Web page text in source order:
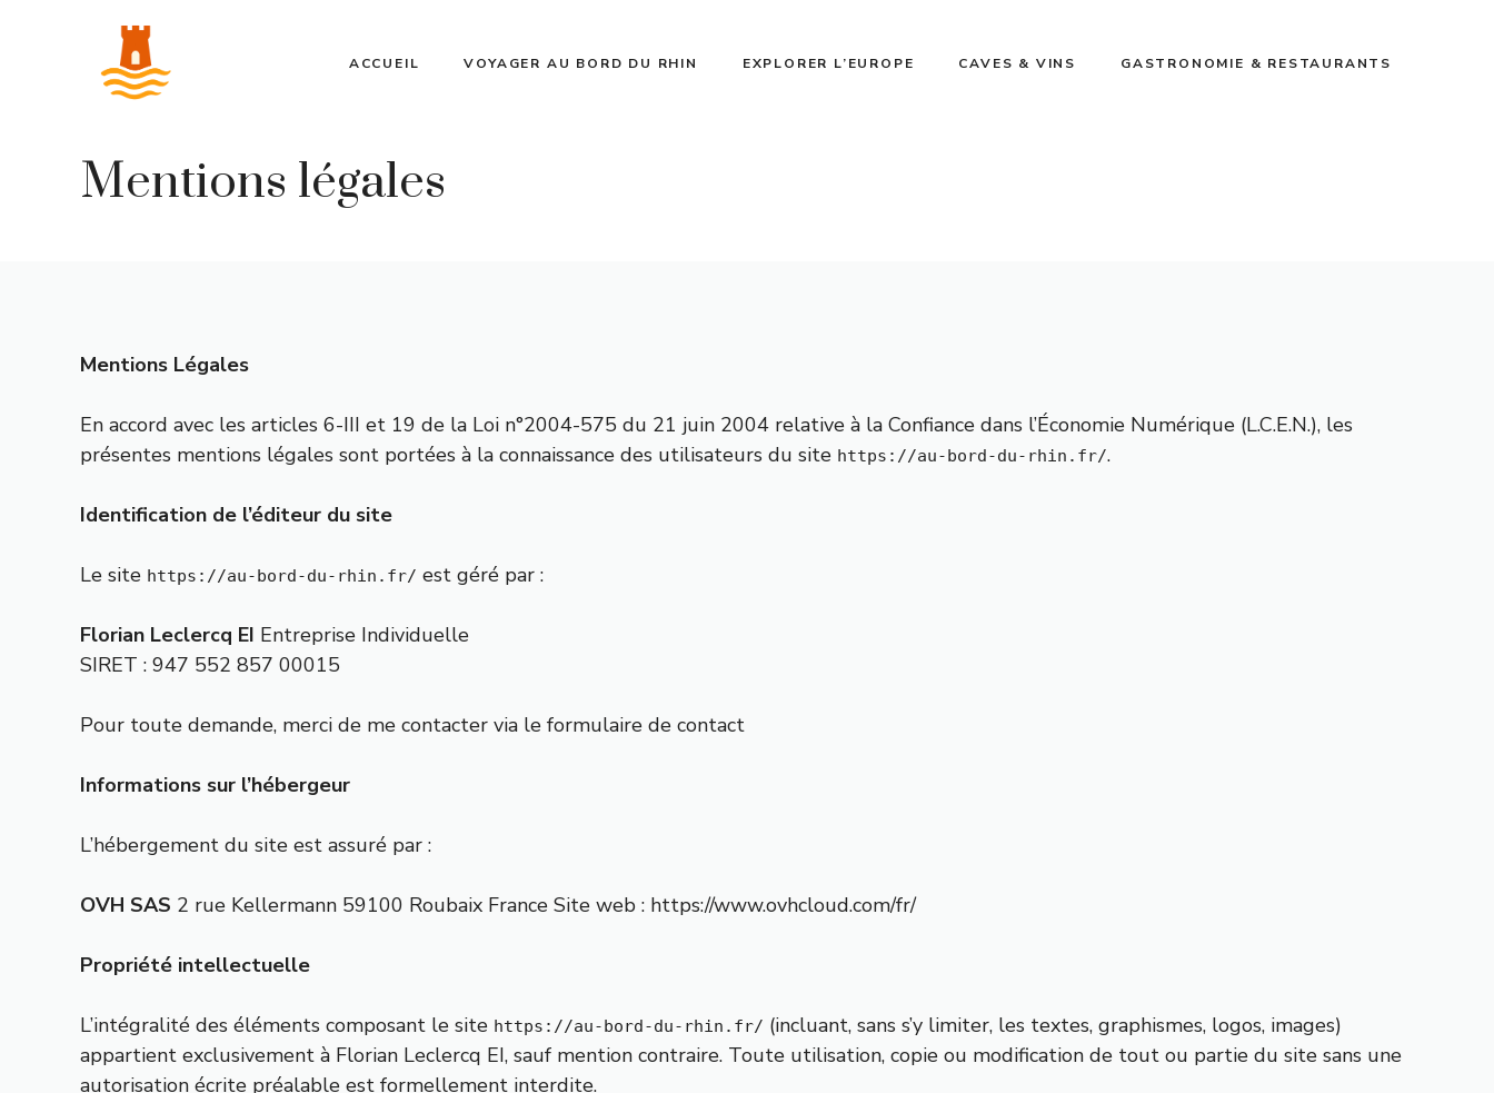
ACCUEIL VOYAGER AU BORD DU RHIN EXPLORER L’EUROPE CAVES & VINS GASTRONOMIE & RESTAURANTS
Mentions légales
Mentions Légales
En accord avec les articles 6-III et 19 de la Loi n°2004-575 du 21 juin 2004 relative à la Confiance dans l’Économie Numérique (L.C.E.N.), les
présentes mentions légales sont portées à la connaissance des utilisateurs du site https://au-bord-du-rhin.fr/.
Identification de l’éditeur du site
Le site https://au-bord-du-rhin.fr/ est géré par :
Florian Leclercq EI Entreprise Individuelle
SIRET : 947 552 857 00015
Pour toute demande, merci de me contacter via le formulaire de contact
Informations sur l’hébergeur
L’hébergement du site est assuré par :
OVH SAS 2 rue Kellermann 59100 Roubaix France Site web : https://www.ovhcloud.com/fr/
Propriété intellectuelle
L’intégralité des éléments composant le site https://au-bord-du-rhin.fr/ (incluant, sans s’y limiter, les textes, graphismes, logos, images)
appartient exclusivement à Florian Leclercq EI, sauf mention contraire. Toute utilisation, copie ou modification de tout ou partie du site sans une
autorisation écrite préalable est formellement interdite.